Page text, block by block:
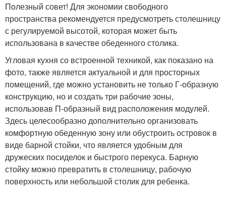
Полезный совет! Для экономии свободного
пространства рекомендуется предусмотреть столешницу
с регулируемой высотой, которая может быть
использована в качестве обеденного столика.
Угловая кухня со встроенной техникой, как показано на
фото, также является актуальной и для просторных
помещений, где можно установить не только Г-образную
конструкцию, но и создать три рабочие зоны,
использовав П-образный вид расположения модулей.
Здесь целесообразно дополнительно организовать
комфортную обеденную зону или обустроить островок в
виде барной стойки, что является удобным для
дружеских посиделок и быстрого перекуса. Барную
стойку можно превратить в столешницу, рабочую
поверхность или небольшой столик для ребенка.